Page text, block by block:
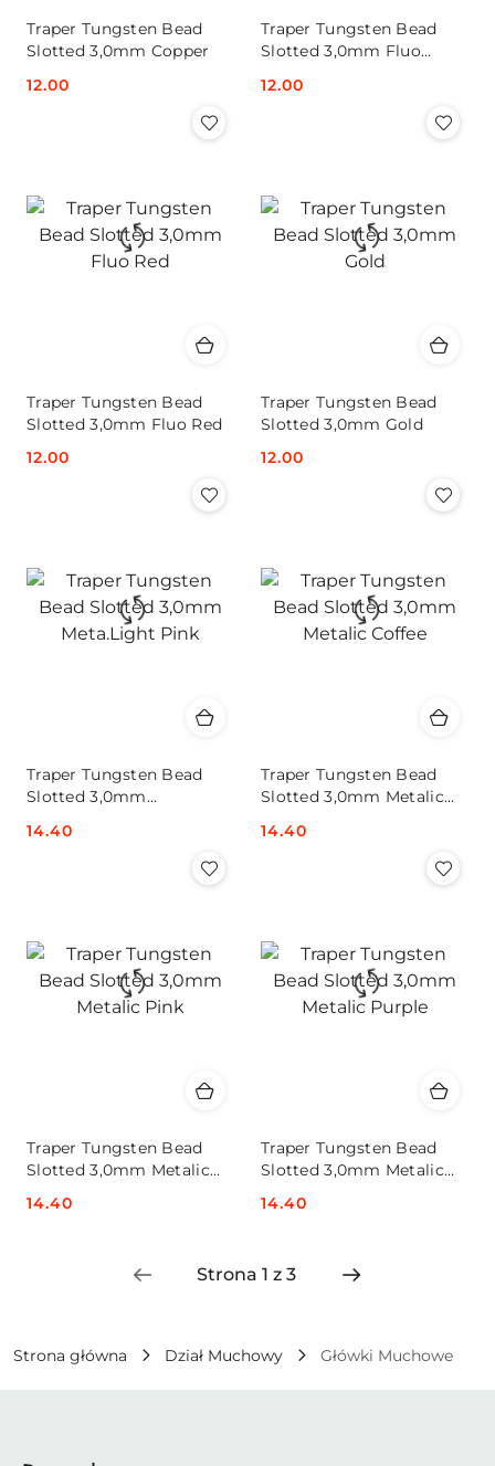
Traper Tungsten Bead
Slotted 3,0mm Copper
Cena:
12.00
Traper Tungsten Bead
Slotted 3,0mm Fluo
Cena:
12.00
Traper Tungsten Bead
Slotted 3,0mm Fluo Red
Cena:
12.00
Traper Tungsten Bead
Slotted 3,0mm Gold
Cena:
12.00
Traper Tungsten Bead
Slotted 3,0mm
Cena:
14.40
Traper Tungsten Bead
Slotted 3,0mm Metalic
Cena:
14.40
Traper Tungsten Bead
Slotted 3,0mm Metalic
Cena:
14.40
Traper Tungsten Bead
Slotted 3,0mm Metalic
Cena:
14.40
Strona główna Dział Muchowy Główki Muchowe